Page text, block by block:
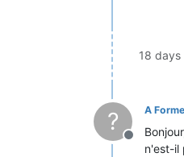
18 days
?
Offline
A
n'est-il